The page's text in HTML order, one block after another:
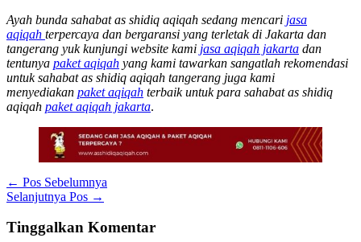
Ayah bunda sahabat as shidiq aqiqah sedang mencari jasa
aqiqah terpercaya dan bergaransi yang terletak di Jakarta dan
tangerang yuk kunjungi website kami jasa aqiqah jakarta dan
tentunya paket aqiqah yang kami tawarkan sangatlah rekomendasi
untuk sahabat as shidiq aqiqah tangerang juga kami
menyediakan paket aqiqah terbaik untuk para sahabat as shidiq
aqiqah paket aqiqah jakarta.
← Pos Sebelumnya
Selanjutnya Pos →
Tinggalkan Komentar